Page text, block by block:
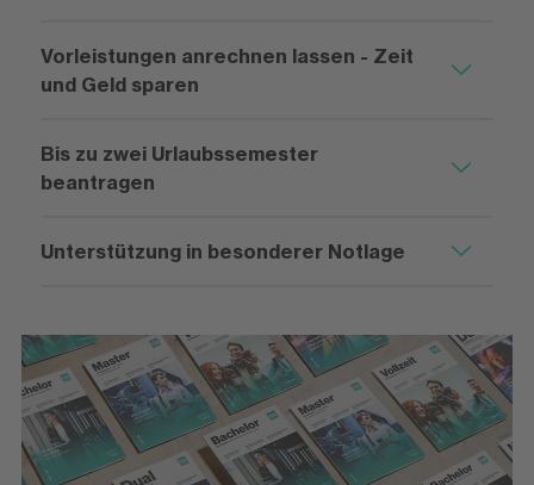
Vorleistungen anrechnen lassen - Zeit
und Geld sparen
Bis zu zwei Urlaubssemester
beantragen
Unterstützung in besonderer Notlage